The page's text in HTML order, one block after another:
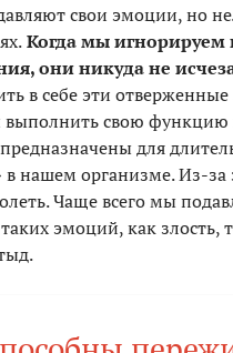
свои эмоции, но
Когда мы
они никуда не
в себе эти
выполнить свою
для
в нашем организме. Из-за
Чаще всего мы
эмоций, как злость,